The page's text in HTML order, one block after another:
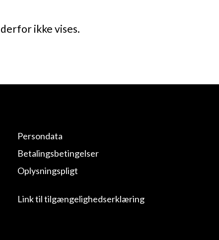
ikke vises.
Persondata
Betalingsbetingelser
Oplysningspligt
Link til tilgængelighedserklæring